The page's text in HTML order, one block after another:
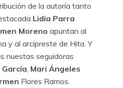
de la autoría tanto
Lidia Parra
Moreno apuntan al
y al arcipreste de Hita. Y
nuestas seguidoras
García Mari Ángeles
Flores Ramos.